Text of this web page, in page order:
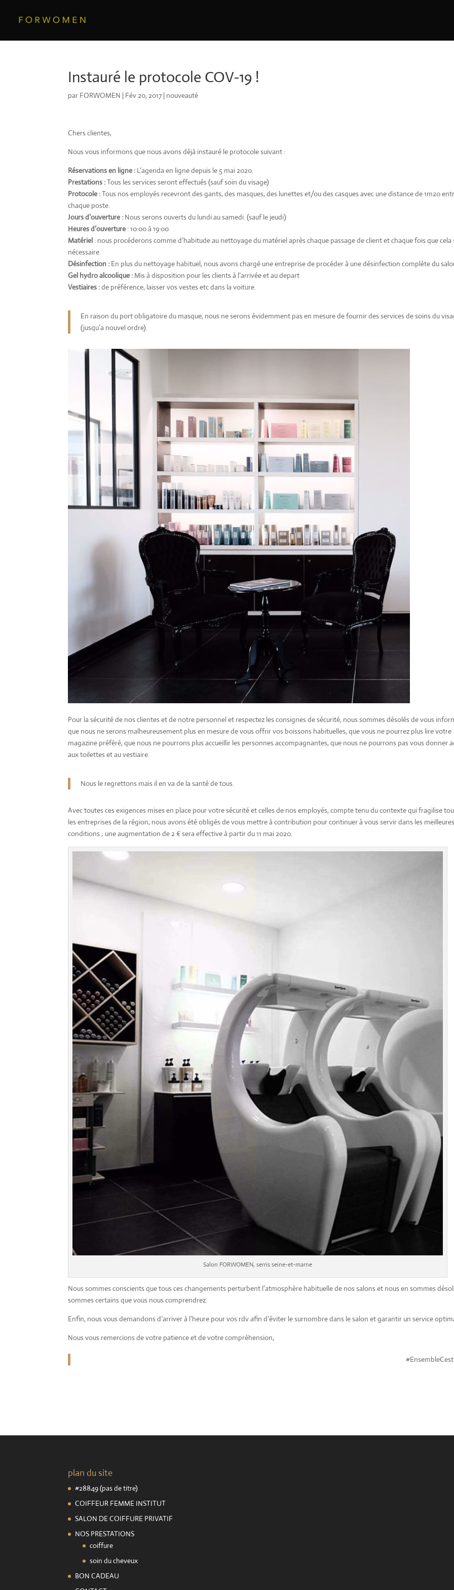
Instauré le protocole COV-19 !
par FORWOMEN | Fév 20, 2017 | nouveauté
Chers clientes,
Nous vous informons que nous avons déjà instauré le protocole suivant :
Réservations en ligne : L’agenda en ligne depuis le 5 mai 2020.
Prestations :Tous les services seront effectués (sauf soin du visage)
Protocole :Tous nos employés recevront des gants, des masques, des lunettes et/ou des casques avec une distance de 1m20
chaque poste.
Jours d’ouverture : Nous serons ouverts du lundi au samedi. (sauf le jeudi)
Heures d’ouverture : 10:00 à 19:00
Matériel : nous procéderons comme d’habitude au nettoyage du matériel après chaque passage de client et chaque fois que cela
nécessaire.
Désinfection : En plus du nettoyage habituel, nous avons chargé une entreprise de procéder à une désinfection complète du
Gel hydro alcoolique : Mis à disposition pour les clients à l’arrivée et au depart
Vestiaires :de préférence, laisser vos vestes etc dans la voiture.
En raison du port obligatoire du masque, nous ne serons évidemment pas en mesure de fournir des services de soins du
(jusqu’a nouvel ordre).
Pour la sécurité de nos clientes et de notre personnel et respectez les consignes de sécurité, nous sommes désolés de vous
que nous ne serons malheureusement plus en mesure de vous offrir vos boissons habituelles, que vous ne pourrez plus lire votre
magazine préféré, que nous ne pourrons plus accueillir les personnes accompagnantes, que nous ne pourrons pas vous donner
aux toilettes et au vestiaire.
Nous le regrettons mais il en va de la santé de tous.
Avec toutes ces exigences mises en place pour votre sécurité et celles de nos employés, compte tenu du contexte qui fragilise
les entreprises de la région, nous avons été obligés de vous mettre à contribution pour continuer à vous servir dans les meilleures
conditions ; une augmentation de 2 € sera effective à partir du 11 mai 2020.
Salon FORWOMEN, serris seine-et-marne
Nous sommes conscients que tous ces changements perturbent l’atmosphère habituelle de nos salons et nous en sommes
sommes certains que vous nous comprendrez.
Enfin, nous vous demandons d’arriver à l’heure pour vos rdv afin d’éviter le surnombre dans le salon et garantir un service
Nous vous remercions de votre patience et de votre compréhension,
plan du site
#28849 (pas de titre)
COIFFEUR FEMME INSTITUT
SALON DE COIFFURE PRIVATIF
NOS PRESTATIONS
coiffure
soin du cheveux
BON CADEAU